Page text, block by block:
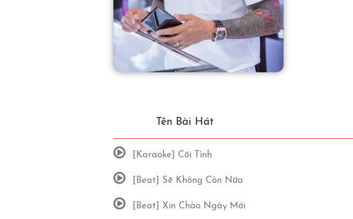
Tên Bài Hát
[Karaoke] Cõi Tình
[Beat] Sẽ Không Còn Nữa
[Beat] Xin Chào Ngày Mới